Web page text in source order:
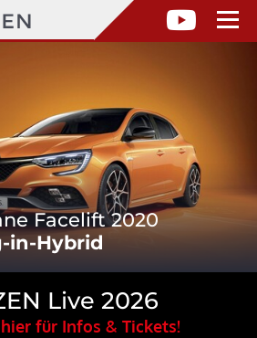
Facelift 2020
in-Hybrid
Live 2026
für Infos & Tickets!